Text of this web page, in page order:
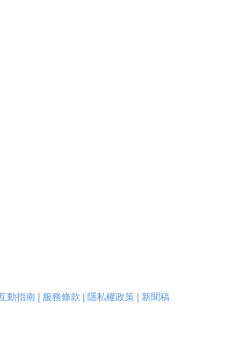
動指南| 服務條款 隱私權政策| 新聞稿